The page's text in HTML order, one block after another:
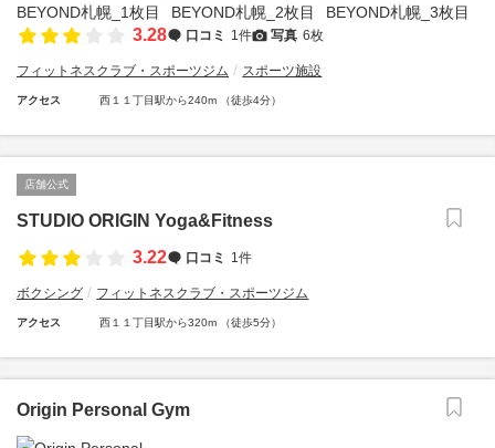
3.28 口コミ 1件 写真 6枚
フィットネスクラブ・スポーツジム スポーツ施設
アクセス 西１１丁目駅から240m （徒歩4分）
店舗公式
STUDIO ORIGIN Yoga&Fitness
3.22
口コミ 1件
ボクシング フィットネスクラブ・スポーツジム
アクセス 西１１丁目駅から320m （徒歩5分）
Origin Personal Gym